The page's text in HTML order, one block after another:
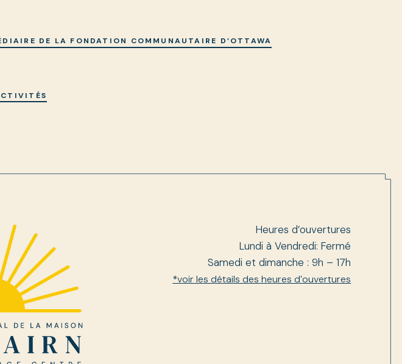
DE LA FONDATION COMMUNAUTAIRE D’OTTAWA
Heures d’ouvertures
Lundi à Vendredi: Fermé
Samedi et dimanche : 9h – 17h
*voir les détails des heures d’ouvertures